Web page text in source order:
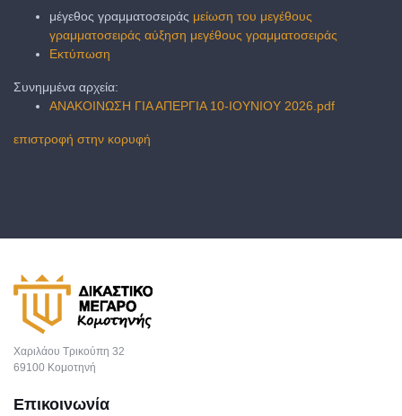
μέγεθος γραμματοσειράς μείωση του μεγέθους
γραμματοσειράς αύξηση μεγέθους γραμματοσειράς
Εκτύπωση
Συνημμένα αρχεία:
ΑΝΑΚΟΙΝΩΣΗ ΓΙΑ ΑΠΕΡΓΙΑ 10-ΙΟΥΝΙΟΥ 2026.pdf
επιστροφή στην κορυφή
Χαριλάου Τρικούπη 32
69100 Κομοτηνή
Επικοινωνία